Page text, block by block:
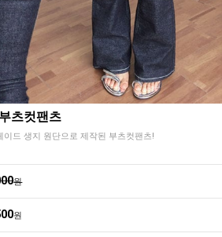
츠컷팬츠
드 생지 원단으로 제작된 부츠컷팬츠!
원
원